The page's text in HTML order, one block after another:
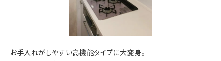
お手入れがしやすい高機能タイプに大変身。